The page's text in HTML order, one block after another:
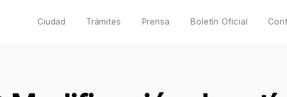
Ciudad Trámites Prensa Boletín Oficial